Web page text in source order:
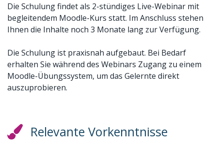
Die Schulung findet als 2-stündiges Live-Webinar mit
begleitendem Moodle-Kurs statt. Im Anschluss stehen
Ihnen die Inhalte noch 3 Monate lang zur Verfügung.
Die Schulung ist praxisnah aufgebaut. Bei Bedarf
erhalten Sie während des Webinars Zugang zu einem
Moodle-Übungssystem, um das Gelernte direkt
auszuprobieren.
Relevante Vorkenntnisse